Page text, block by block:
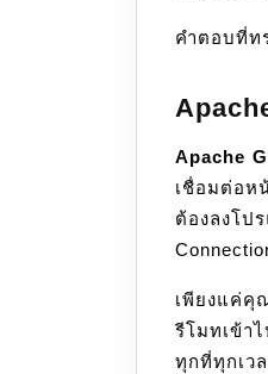
คำตอบที่ท
Apache
เชื่อมต่อห
ต้องลงโ
เพียงแค่คุ
รีโมทเข้า
ทุกที่ทุกเว